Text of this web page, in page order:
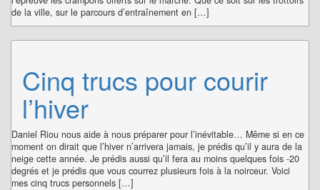
de la ville, sur le parcours d’entraînement en […]
Cinq trucs pour courir
l’hiver
Daniel Riou nous aide à nous préparer pour l’inévitable… Même si en ce
moment on dirait que l’hiver n’arrivera jamais, je prédis qu’il y aura de la
neige cette année. Je prédis aussi qu’il fera au moins quelques fois -20
degrés et je prédis que vous courrez plusieurs fois à la noirceur. Voici
mes cinq trucs personnels […]